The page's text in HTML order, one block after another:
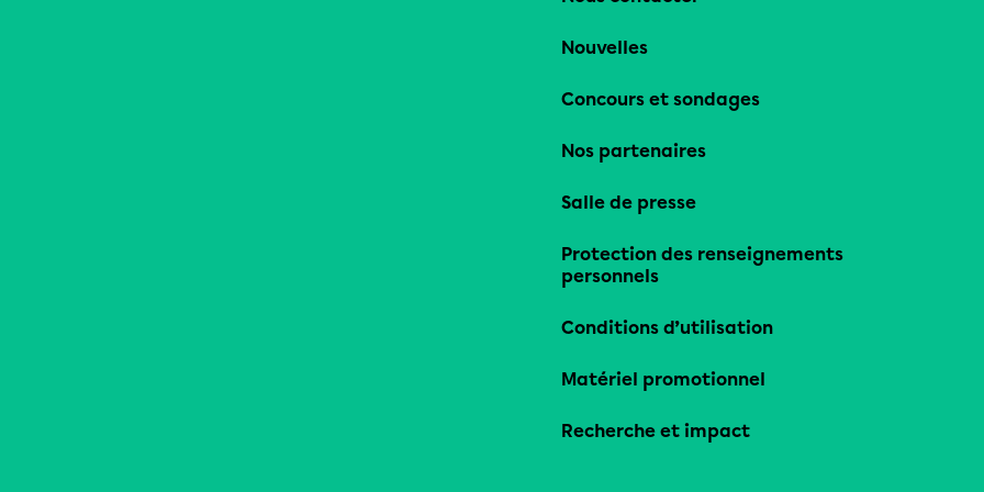
Nouvelles
Concours et sondages
Nos partenaires
Salle de presse
Protection des renseignements
personnels
Conditions d’utilisation
Matériel promotionnel
Recherche et impact